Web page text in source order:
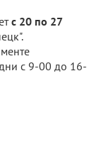
с 20 по 27
дни с 9-00 до 16-